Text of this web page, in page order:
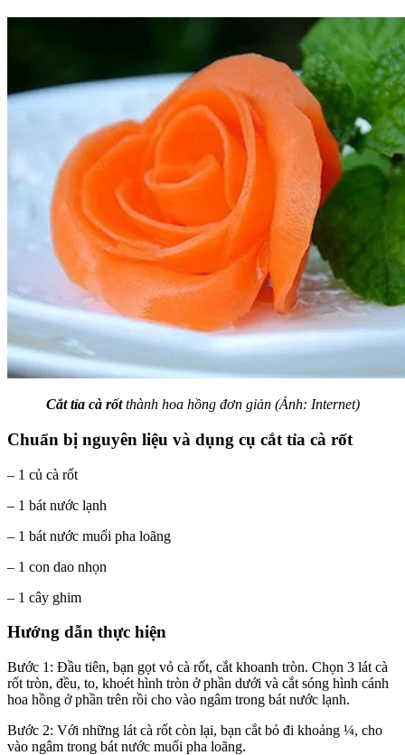
Cắt tỉa cà rốtthành hoa hồng đơn giản (Ảnh: Internet)
Chuẩn bị nguyên liệu và dụng cụ cắt tỉa cà rốt
– 1 củ cà rốt
– 1 bát nước lạnh
– 1 bát nước muối pha loãng
– 1 con dao nhọn
– 1 cây ghim
Hướng dẫn thực hiện
Bước 1: Đầu tiên, bạn gọt vỏ cà rốt, cắt khoanh tròn. Chọn 3 lát cà
rốt tròn, đều, to, khoét hình tròn ở phần dưới và cắt sóng hình cánh
hoa hồng ở phần trên rồi cho vào ngâm trong bát nước lạnh.
Bước 2: Với những lát cà rốt còn lại, bạn cắt bỏ đi khoảng ¼, cho
vào ngâm trong bát nước muối pha loãng.